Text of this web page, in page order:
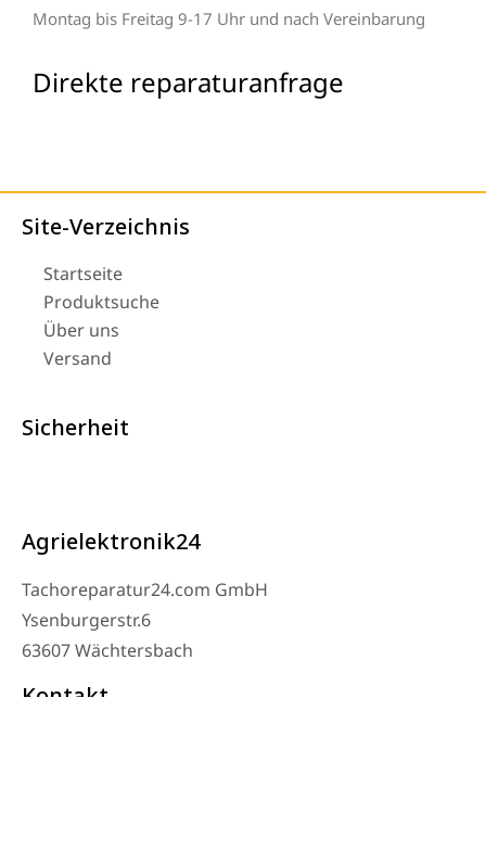
Montag bis Freitag 9-17 Uhr und nach Vereinbarung
Direkte reparaturanfrage
Site-Verzeichnis
Startseite
Produktsuche
Über uns
Versand
Sicherheit
Agrielektronik24
Tachoreparatur24.com GmbH
Ysenburgerstr.6
63607 Wächtersbach
Kontakt